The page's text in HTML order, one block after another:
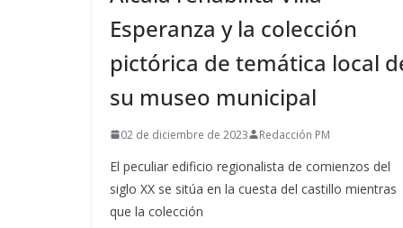
Esperanza y la colección
pictórica de temática local
su museo municipal
02 de diciembre de 2023 Redacción PM
El peculiar edificio regionalista de comienzos del
siglo XX se sitúa en la cuesta del castillo mientras
que la colección